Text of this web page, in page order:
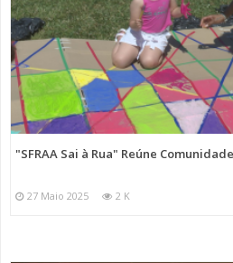
"SFRAA Sai à Rua" Reúne
27 Maio 2025 2 K